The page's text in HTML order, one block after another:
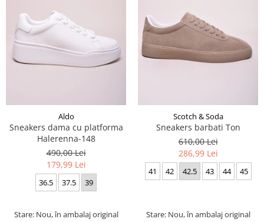
Aldo
Sneakers dama cu platforma
Halerenna-148
490,00 Lei
179,99 Lei
36.5 37.5 39
Stare: Nou, în ambalaj original
Scotch & Soda
Sneakers barbati Ton
610,00 Lei
286,99 Lei
41 42 42.5 43 44 45
Stare: Nou, în ambalaj original